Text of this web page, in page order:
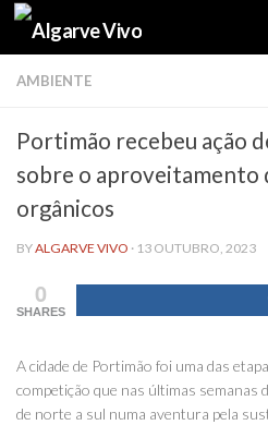
Skip to content
AMBIENTE
Portimão recebeu ação
sobre o aproveitamento
orgânicos
BYALGARVE VIVO · 13 OUTUBRO, 2023
0
SHARES
A cidade de Portimão foi uma das
competição que nas últimas semanas
de norte a sul numa aventura pela